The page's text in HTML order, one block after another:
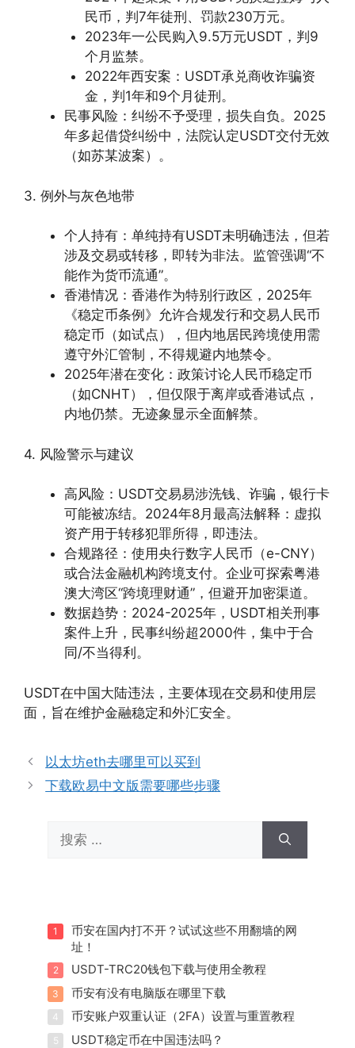
民币，判7年徒刑、罚款230万元。
2023年一公民购入9.5万元USDT，判9
个月监禁。
2022年西安案：USDT承兑商收诈骗资
金，判1年和9个月徒刑。
民事风险：纠纷不予受理，损失自负。2025
年多起借贷纠纷中，法院认定USDT交付无效
（如苏某波案）。
3. 例外与灰色地带
个人持有：单纯持有USDT未明确违法，但若
涉及交易或转移，即转为非法。监管强调“不
能作为货币流通”。
香港情况：香港作为特别行政区，2025年
《稳定币条例》允许合规发行和交易人民币
稳定币（如试点），但内地居民跨境使用需
遵守外汇管制，不得规避内地禁令。
2025年潜在变化：政策讨论人民币稳定币
（如CNHT），但仅限于离岸或香港试点，
内地仍禁。无迹象显示全面解禁。
4. 风险警示与建议
高风险：USDT交易易涉洗钱、诈骗，银行卡
可能被冻结。2024年8月最高法解释：虚拟
资产用于转移犯罪所得，即违法。
合规路径：使用央行数字人民币（e-CNY）
或合法金融机构跨境支付。企业可探索粤港
澳大湾区“跨境理财通”，但避开加密渠道。
数据趋势：2024-2025年，USDT相关刑事
案件上升，民事纠纷超2000件，集中于合
同/不当得利。
USDT在中国大陆违法，主要体现在交易和使用层
面，旨在维护金融稳定和外汇安全。
以太坊eth去哪里可以买到
下载欧易中文版需要哪些步骤
索：
1
币安在国内打不开？试试这些不用翻墙的网
址！
2 USDT-TRC20钱包下载与使用全教程
3 币安有没有电脑版在哪里下载
4 币安账户双重认证（2FA）设置与重置教程
5 USDT稳定币在中国违法吗？